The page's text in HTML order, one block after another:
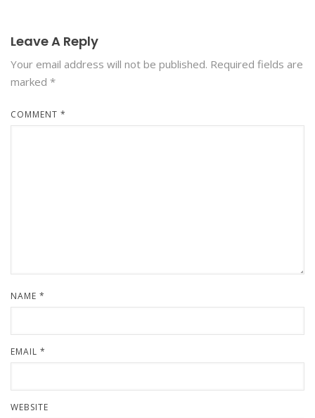
Leave A Reply
Your email address will not be published. Required fields are
marked *
COMMENT *
NAME *
EMAIL *
WEBSITE